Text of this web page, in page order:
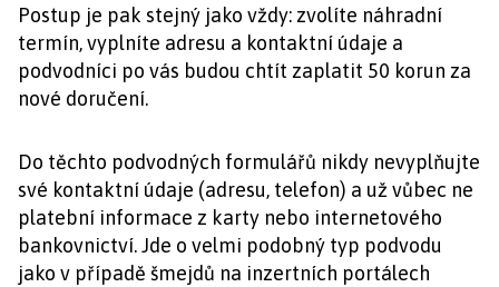
Postup je pak stejný jako vždy: zvolíte náhradní
termín, vyplníte adresu a kontaktní údaje a
podvodníci po vás budou chtít zaplatit 50 korun za
nové doručení.
Do těchto podvodných formulářů nikdy nevyplňujte
své kontaktní údaje (adresu, telefon) a už vůbec ne
platební informace z karty nebo internetového
bankovnictví. Jde o velmi podobný typ podvodu
jako v případě šmejdů na inzertních portálech